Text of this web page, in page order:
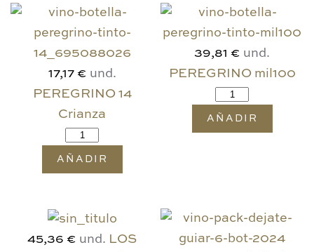
17,17 € und.
PEREGRINO 14
Crianza
AÑADIR
39,81 € und.
PEREGRINO mil100
AÑADIR
45,36 € und. LOS